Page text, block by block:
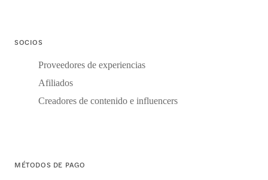
SOCIOS
Proveedores de experiencias
Afiliados
Creadores de contenido e influencers
MÉTODOS DE PAGO